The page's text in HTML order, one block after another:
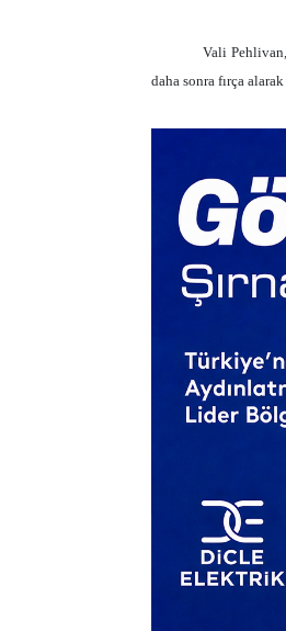
Vali
daha sonra fırça